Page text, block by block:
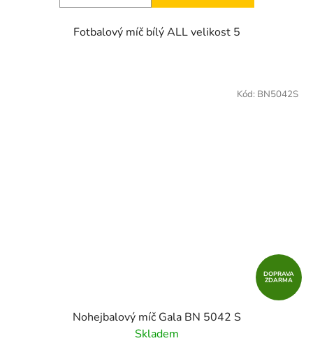
Fotbalový míč bílý ALL velikost 5
DOPRAVA
ZDARMA
Nohejbalový míč Gala BN 5042 S
Skladem
Kód: BN5042S